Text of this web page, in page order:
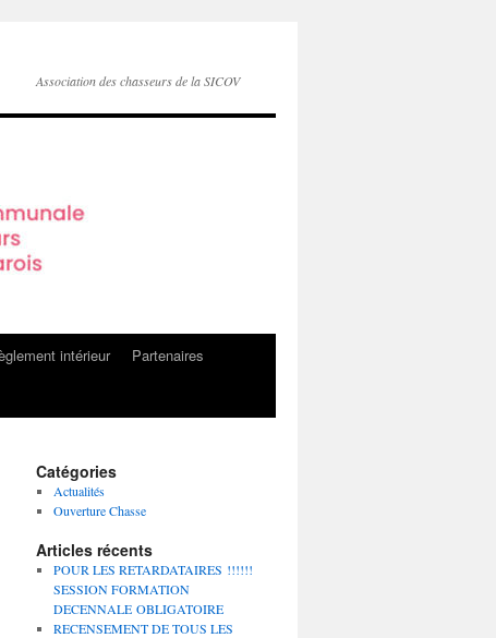
Association des chasseurs de la SICOV
intérieur
Partenaires
Catégories
Actualités
Ouverture Chasse
Articles récents
POUR LES RETARDATAIRES !!!!!!
SESSION FORMATION
DECENNALE OBLIGATOIRE
RECENSEMENT DE TOUS LES